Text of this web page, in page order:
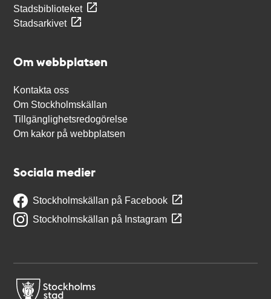
Stadsbiblioteket
Stadsarkivet
Om webbplatsen
Kontakta oss
Om Stockholmskällan
Tillgänglighetsredogörelse
Om kakor på webbplatsen
Sociala medier
Stockholmskällan på Facebook
Stockholmskällan på Instagram